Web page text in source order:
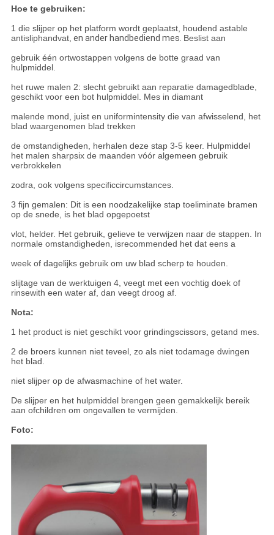
Hoe te gebruiken:
1 die slijper op het platform wordt geplaatst, houdend astable
antisliphandvat, en ander handbediend mes. Beslist aan
gebruik één ortwostappen volgens de botte graad van
hulpmiddel.
het ruwe malen 2: slecht gebruikt aan reparatie damagedblade,
geschikt voor een bot hulpmiddel. Mes in diamant
malende mond, juist en uniformintensity die van afwisselend, het
blad waargenomen blad trekken
de omstandigheden, herhalen deze stap 3-5 keer. Hulpmiddel
het malen sharpsix de maanden vóór algemeen gebruik
verbrokkelen
zodra, ook volgens specificcircumstances.
3 fijn gemalen: Dit is een noodzakelijke stap toeliminate bramen
op de snede, is het blad opgepoetst
vlot, helder. Het gebruik, gelieve te verwijzen naar de stappen. In
normale omstandigheden, isrecommended het dat eens a
week of dagelijks gebruik om uw blad scherp te houden.
slijtage van de werktuigen 4, veegt met een vochtig doek of
rinsewith een water af, dan veegt droog af.
Nota:
1 het product is niet geschikt voor grindingscissors, getand mes.
2 de broers kunnen niet teveel, zo als niet todamage dwingen
het blad.
niet slijper op de afwasmachine of het water.
De slijper en het hulpmiddel brengen geen gemakkelijk bereik
aan ofchildren om ongevallen te vermijden.
Foto: